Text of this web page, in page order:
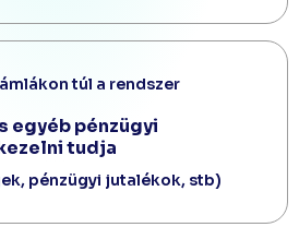
túl a rendszer
egyéb pénzügyi
tudja
pénzügyi jutalékok, stb)